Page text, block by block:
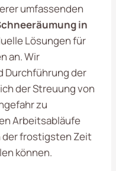
umfassenden
in
Lösungen für
an. Wir
Durchführung der
der Streuung von
zu
Arbeitsabläufe
der frostigsten Zeit
können.